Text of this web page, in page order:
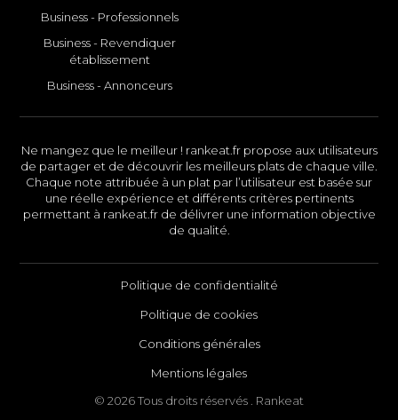
Business - Professionnels
Business - Revendiquer
établissement
Business - Annonceurs
Ne mangez que le meilleur ! rankeat.fr propose aux utilisateurs
de partager et de découvrir les meilleurs plats de chaque ville.
Chaque note attribuée à un plat par l’utilisateur est basée sur
une réelle expérience et différents critères pertinents
permettant à rankeat.fr de délivrer une information objective
de qualité.
Politique de confidentialité
Politique de cookies
Conditions générales
Mentions légales
© 2026 Tous droits réservés . Rankeat